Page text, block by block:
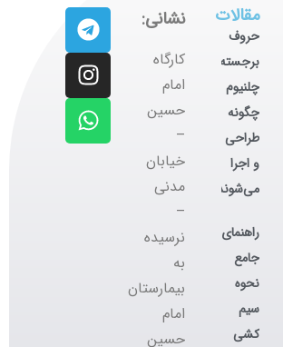
مقالات
حروف
برجسته
چلنیوم
چگونه
طراحی
و اجرا
می‌شوند؟
راهنمای
جامع
نحوه
سیم
کشی
نشانی:
کارگاه
‌امام
حسین
–
خیابان
مدنی
–
نرسیده
به
بیمارستان
امام
حسین